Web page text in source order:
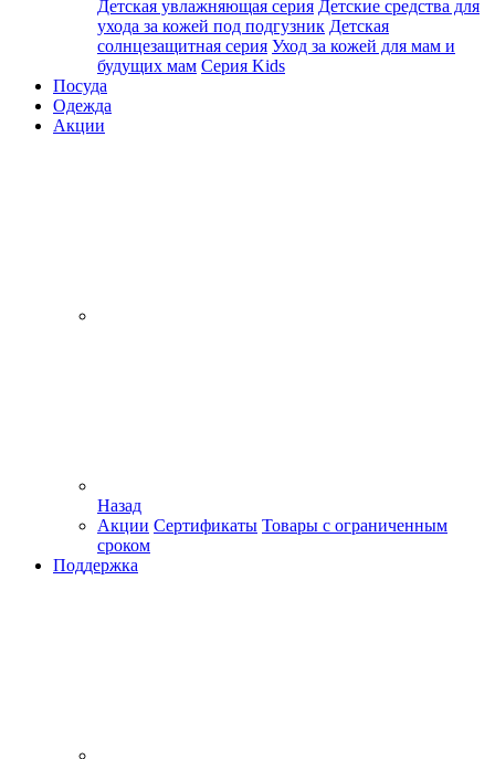
Детская увлажняющая серия Детские средства для
ухода за кожей под подгузник Детская
солнцезащитная серия Уход за кожей для мам и
будущих мам Серия Kids
Посуда
Одежда
Акции
Назад
Акции Сертификаты Товары с ограниченным
сроком
Поддержка